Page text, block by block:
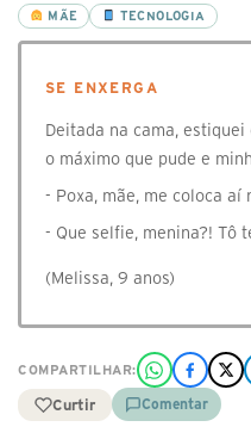
MÃE TECNOLOGIA
SE ENXERGA
Deitada na cama,
o máximo que pude e
- Poxa, mãe, me coloca aí
- Que selfie, menina?! Tô
(Melissa, 9 anos)
COMPARTILHAR:
Curtir Comentar